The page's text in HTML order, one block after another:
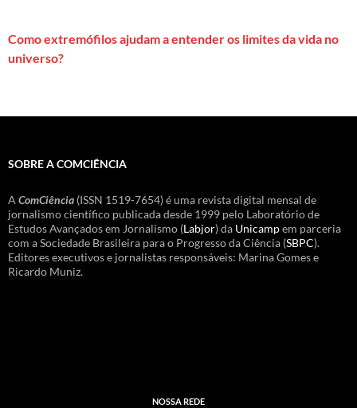
Como extremófilos ajudam a entender os limites da vida no
universo?
SOBRE A COMCIÊNCIA
A ComCiência (ISSN 1519-7654) é uma revista digital mensal de
jornalismo científico publicada desde 1999 pelo Laboratório de
Estudos Avançados em Jornalismo (Labjor) da Unicampem parceria
com a Sociedade Brasileira para o Progresso da Ciência (SBPC).
Editores executivos e jornalistas responsáveis: Marina Gomes e
Ricardo Muniz.
NOSSA REDE